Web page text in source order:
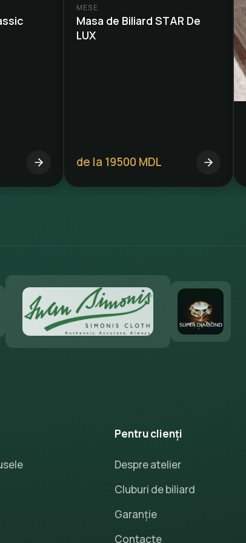
MESE
Masa de Biliard STAR De
LUX
de la 19500 MDL
Pentru clienți
Despre atelier
Cluburi de biliard
Garanție
Contacte